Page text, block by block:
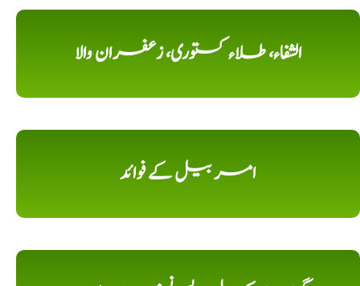
الشفاء، طلاء کستوری، زعفران والا
امر بیل کے فوائد